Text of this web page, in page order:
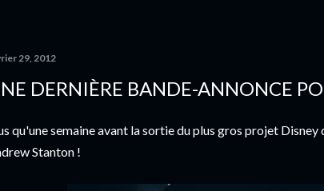
29, 2012
DERNIÈRE BANDE-ANNONCE
qu'une semaine avant la sortie du plus gros projet Disney
Stanton !